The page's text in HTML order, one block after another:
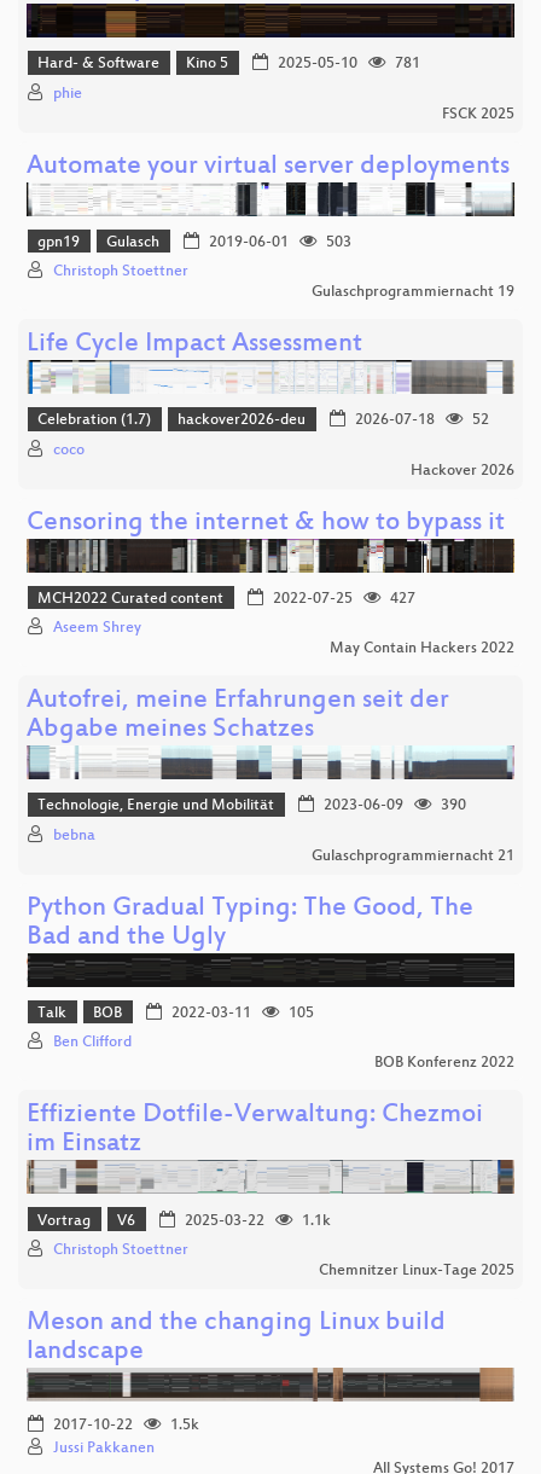
Hard- & Software Kino 5 2025-05-10
781
phie
FSCK 2025
Automate your virtual server deployments
gpn19 Gulasch 2019-06-01
503
Christoph Stoettner
Gulaschprogrammiernacht 19
Life Cycle Impact Assessment
Celebration (1.7) hackover2026-deu 2026-07-18
52
coco
Hackover 2026
Censoring the internet & how to bypass it
MCH2022 Curated content 2022-07-25
427
Aseem Shrey
May Contain Hackers 2022
Autofrei, meine Erfahrungen seit der
Abgabe meines Schatzes
Technologie, Energie und Mobilität 2023-06-09
390
bebna
Gulaschprogrammiernacht 21
Python Gradual Typing: The Good, The
Bad and the Ugly
Talk BOB 2022-03-11
105
Ben Clifford
BOB Konferenz 2022
Effiziente Dotfile-Verwaltung: Chezmoi
im Einsatz
Vortrag V6 2025-03-22
1.1k
Christoph Stoettner
Chemnitzer Linux-Tage 2025
Meson and the changing Linux build
landscape
2017-10-22
1.5k
Jussi Pakkanen
All Systems Go! 2017